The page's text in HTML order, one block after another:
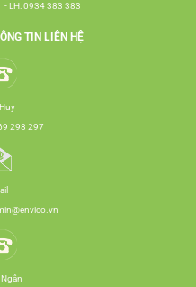
- LH: 0934 383 383
TIN LIÊN HỆ
298 297